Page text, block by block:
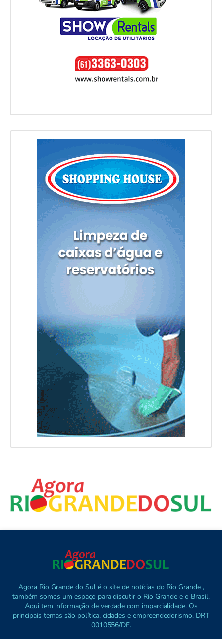
Agora Rio Grande do Sul é o site de notícias do Rio Grande ,
também somos um espaço para discutir o Rio Grande e o Brasil.
Aqui tem informação de verdade com imparcialidade. Os
principais temas são política, cidades e empreendedorismo. DRT
0010556/DF.